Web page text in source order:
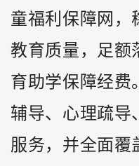
童福利保障网，
教育质量，足额
育助学保障经费
辅导、心理疏导
服务，并全面覆